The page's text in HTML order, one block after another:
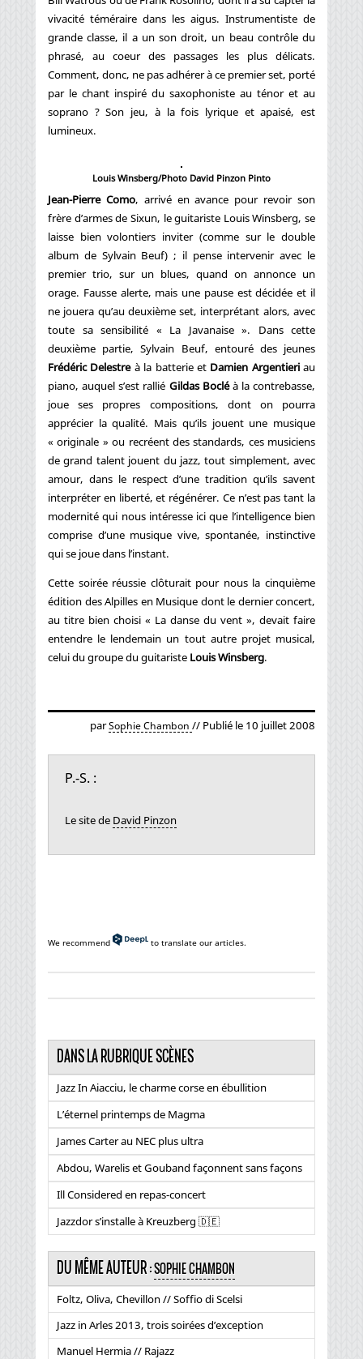
vivacité téméraire dans les aigus. Instrumentiste de
grande classe, il a un son droit, un beau contrôle du
phrasé, au coeur des passages les plus délicats.
Comment, donc, ne pas adhérer à ce premier set, porté
par le chant inspiré du saxophoniste au ténor et au
soprano ? Son jeu, à la fois lyrique et apaisé, est
lumineux.
Louis Winsberg/Photo David Pinzon Pinto
Jean-Pierre Como, arrivé en avance pour revoir son
frère d’armes de Sixun, le guitariste Louis Winsberg, se
laisse bien volontiers inviter (comme sur le double
album de Sylvain Beuf) ; il pense intervenir avec le
premier trio, sur un blues, quand on annonce un
orage. Fausse alerte, mais une pause est décidée et il
ne jouera qu’au deuxième set, interprétant alors, avec
toute sa sensibilité « La Javanaise ». Dans cette
deuxième partie, Sylvain Beuf, entouré des jeunes
Frédéric Delestreà la batterie et Damien Argentieriau
piano, auquel s’est rallié Gildas Bocléà la contrebasse,
joue ses propres compositions, dont on pourra
apprécier la qualité. Mais qu’ils jouent une musique
« originale » ou recréent des standards, ces musiciens
de grand talent jouent du jazz, tout simplement, avec
amour, dans le respect d’une tradition qu’ils savent
interpréter en liberté, et régénérer. Ce n’est pas tant la
modernité qui nous intéresse ici que l’intelligence bien
comprise d’une musique vive, spontanée, instinctive
qui se joue dans l’instant.
Cette soirée réussie clôturait pour nous la cinquième
édition des Alpilles en Musique dont le dernier concert,
au titre bien choisi « La danse du vent », devait faire
entendre le lendemain un tout autre projet musical,
celui du groupe du guitariste Louis Winsberg.
parSophie Chambon // Publié le 10 juillet 2008
P.-S. :
Le site de David Pinzon
We recommend to translate our articles.
DANS LA RUBRIQUE SCÈNES
Jazz In Aiacciu, le charme corse en ébullition
L’éternel printemps de Magma
James Carter au NEC plus ultra
Abdou, Warelis et Gouband façonnent sans façons
Ill Considered en repas-concert
Jazzdor s’installe à Kreuzberg 🇩🇪
DU MÊME AUTEUR :SOPHIE CHAMBON
Foltz, Oliva, Chevillon // Soffio di Scelsi
Jazz in Arles 2013, trois soirées d’exception
Manuel Hermia // Rajazz